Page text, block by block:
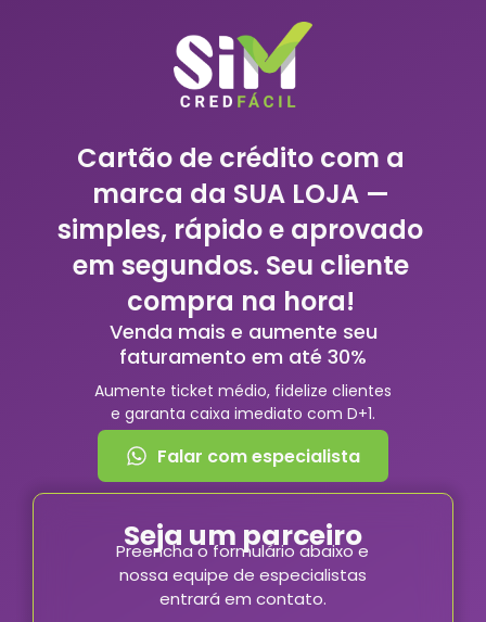
Cartão de crédito com a
marca da SUA LOJA —
simples, rápido e aprovado
em segundos. Seu cliente
compra na hora!
Venda mais e aumente seu
faturamento em até 30%
Aumente ticket médio, fidelize clientes
e garanta caixa imediato com D+1.
Falar com especialista
Seja um parceiro
Preencha o formulário abaixo e
nossa equipe de especialistas
entrará em contato.